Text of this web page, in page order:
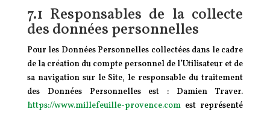
7.1 Responsables de la collecte
des données personnelles
Pour les Données Personnelles collectées dans le cadre
de la création du compte personnel de l’Utilisateur et de
sa navigation sur le Site, le responsable du traitement
des Données Personnelles est : Damien Traver.
https://www.millefeuille-provence.com est représenté